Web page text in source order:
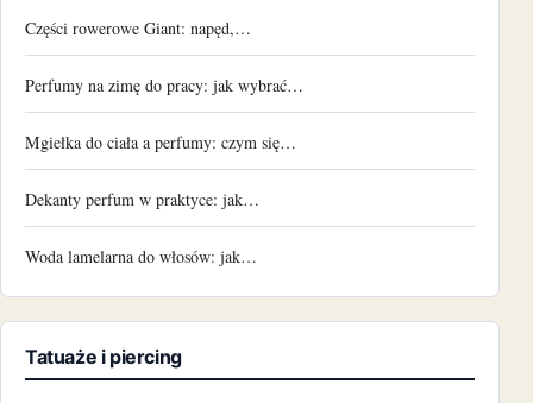
Części rowerowe Giant: napęd,…
Perfumy na zimę do pracy: jak wybrać…
Mgiełka do ciała a perfumy: czym się…
Dekanty perfum w praktyce: jak…
Woda lamelarna do włosów: jak…
Tatuaże i piercing